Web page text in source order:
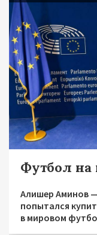
Футбол
Алишер Аминов
попытался
в мировом